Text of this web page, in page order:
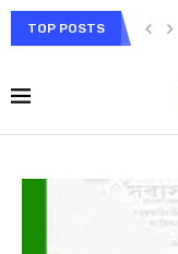
TOP POSTS